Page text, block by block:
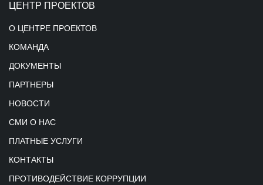
ЦЕНТР ПРОЕКТОВ
О ЦЕНТРЕ ПРОЕКТОВ
КОМАНДА
ДОКУМЕНТЫ
ПАРТНЕРЫ
НОВОСТИ
СМИ О НАС
ПЛАТНЫЕ УСЛУГИ
КОНТАКТЫ
ПРОТИВОДЕЙСТВИЕ КОРРУПЦИИ